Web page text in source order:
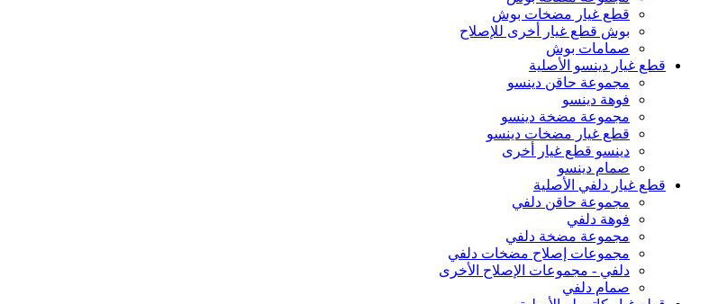
قطع غيار مضخات بوش
بوش قطع غيار أخرى للإصلاح
صمامات بوش
قطع غيار دينسو الأصلية
مجموعة حاقن دينسو
فوهة دينسو
مجموعة مضخة دينسو
قطع غيار مضخات دينسو
دينسو قطع غيار أخرى
صمام دينسو
قطع غيار دلفي الأصلية
مجموعة حاقن دلفي
فوهة دلفي
مجموعة مضخة دلفي
مجموعات إصلاح مضخات دلفي
دلفي - مجموعات الإصلاح الأخرى
صمام دلفي